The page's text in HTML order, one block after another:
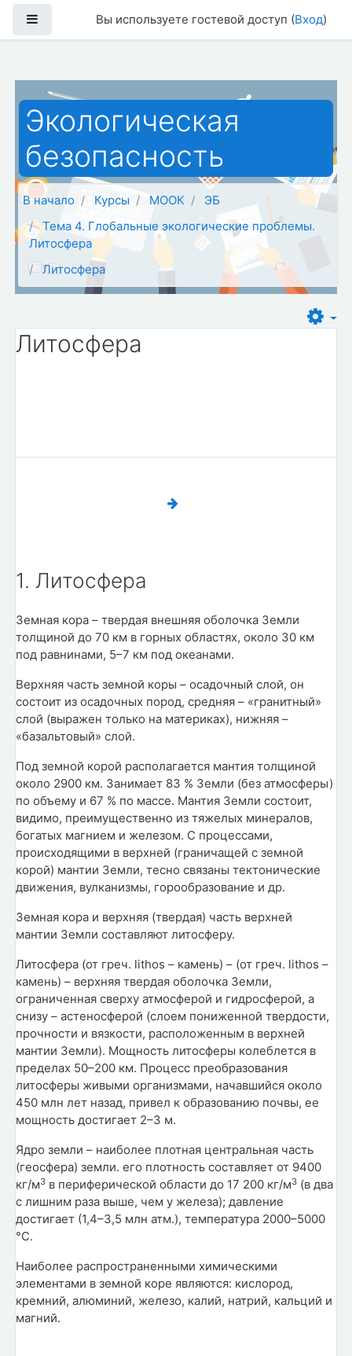
Боковая панельВы используете гостевой доступ (Вход)
Экологическая
безопасность
В начало Курсы МООК
ЭБ
Тема 4. Глобальные экологические проблемы.
Литосфера
Литосфера
Литосфера
1. Литосфера
Земная кора – твердая внешняя оболочка Земли
толщиной до 70 км в горных областях, около 30 км
под равнинами, 5–7 км под океанами.
Верхняя часть земной коры – осадочный слой, он
состоит из осадочных пород, средняя – «гранитный»
слой (выражен только на материках), нижняя –
«базальтовый» слой.
Под земной корой располагается мантия толщиной
около 2900 км. Занимает 83 % Земли (без атмосферы)
по объему и 67 % по массе. Мантия Земли состоит,
видимо, преимущественно из тяжелых минералов,
богатых магнием и железом. С процессами,
происходящими в верхней (граничащей с земной
корой) мантии Земли, тесно связаны тектонические
движения, вулканизмы, горообразование и др.
Земная кора и верхняя (твердая) часть верхней
мантии Земли составляют литосферу.
Литосфера (от греч. lithos – камень) – (от греч. lithos –
камень) – верхняя твердая оболочка Земли,
ограниченная сверху атмосферой и гидросферой, а
снизу – астеносферой (слоем пониженной твердости,
прочности и вязкости, расположенным в верхней
мантии Земли). Мощность литосферы колеблется в
пределах 50–200 км. Процесс преобразования
литосферы живыми организмами, начавшийся около
450 млн лет назад, привел к образованию почвы, ее
мощность достигает 2–3 м.
Ядро земли – наиболее плотная центральная часть
(геосфера) земли. его плотность составляет от 9400
кг/м3 в периферической области до 17 200 кг/м3 (в два
с лишним раза выше, чем у железа); давление
достигает (1,4–3,5 млн атм.), температура 2000–5000
°С.
Наиболее распространенными химическими
элементами в земной коре являются: кислород,
кремний, алюминий, железо, калий, натрий, кальций и
магний.